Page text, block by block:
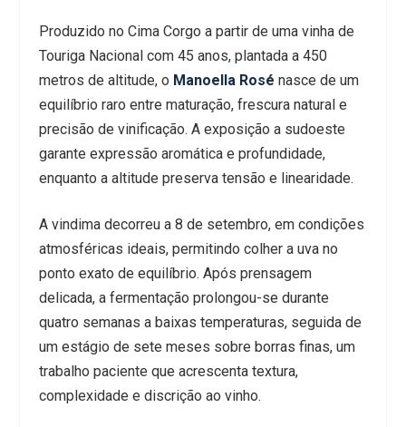
Produzido no Cima Corgo a partir de uma vinha de
Touriga Nacional com 45 anos, plantada a 450
metros de altitude, o Manoella Rosé nasce de um
equilíbrio raro entre maturação, frescura natural e
precisão de vinificação. A exposição a sudoeste
garante expressão aromática e profundidade,
enquanto a altitude preserva tensão e linearidade.
A vindima decorreu a 8 de setembro, em condições
atmosféricas ideais, permitindo colher a uva no
ponto exato de equilíbrio. Após prensagem
delicada, a fermentação prolongou-se durante
quatro semanas a baixas temperaturas, seguida de
um estágio de sete meses sobre borras finas, um
trabalho paciente que acrescenta textura,
complexidade e discrição ao vinho.